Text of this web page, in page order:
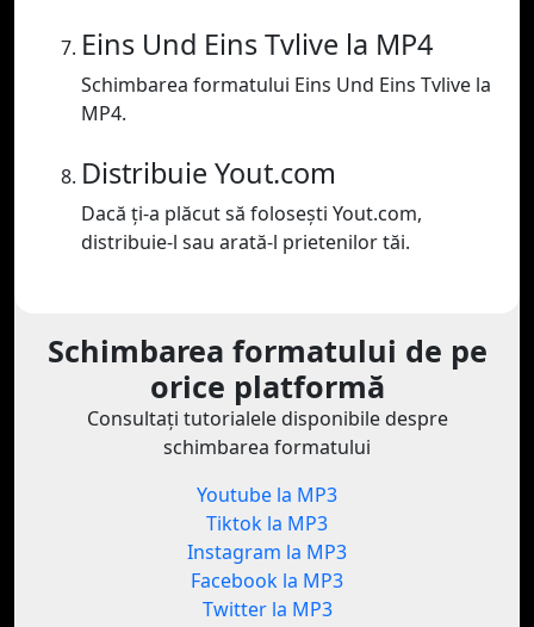
Eins Und Eins Tvlive la MP4
Schimbarea formatului Eins Und Eins Tvlive la
MP4.
Distribuie Yout.com
Dacă ți-a plăcut să folosești Yout.com,
distribuie-l sau arată-l prietenilor tăi.
Schimbarea formatului de pe
orice platformă
Consultați tutorialele disponibile despre
schimbarea formatului
Youtube la MP3
Tiktok la MP3
Instagram la MP3
Facebook la MP3
Twitter la MP3